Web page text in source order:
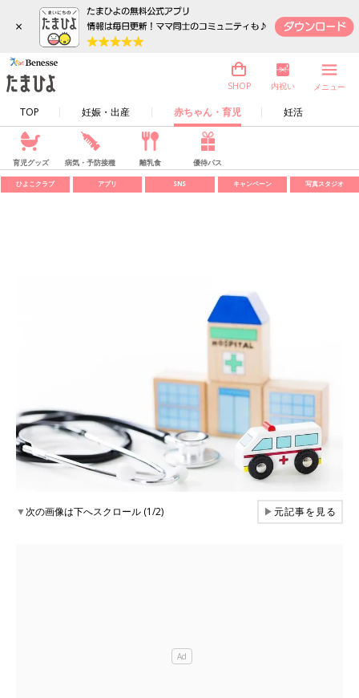
×
TOP 妊娠・出産 赤ちゃん・育児 妊活
SHOP 内祝い メニュー
育児グッズ 病気・予防接種 離乳食 優待パス
ひよこクラブ アプリ SNS キャンペーン 写真スタジオ
▼次の画像は下へスクロール (1/2) ▶元記事を見る